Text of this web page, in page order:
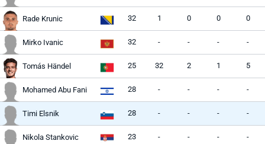
Rade Krunic 32 1 0 0 0
Mirko Ivanic 32 - - - -
Tomás Händel 25 32 2 1 5
Mohamed Abu Fani 28 - - - -
Timi Elsnik 28 - - - -
Nikola Stankovic 23 - - - -